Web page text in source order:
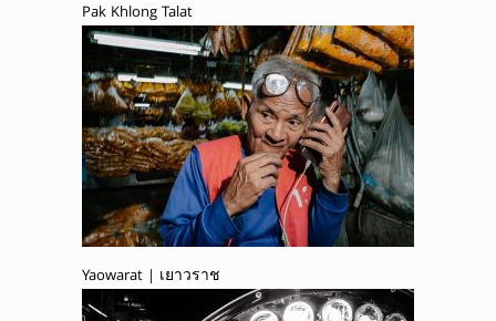
Pak Khlong Talat
Yaowarat | เยาวราช